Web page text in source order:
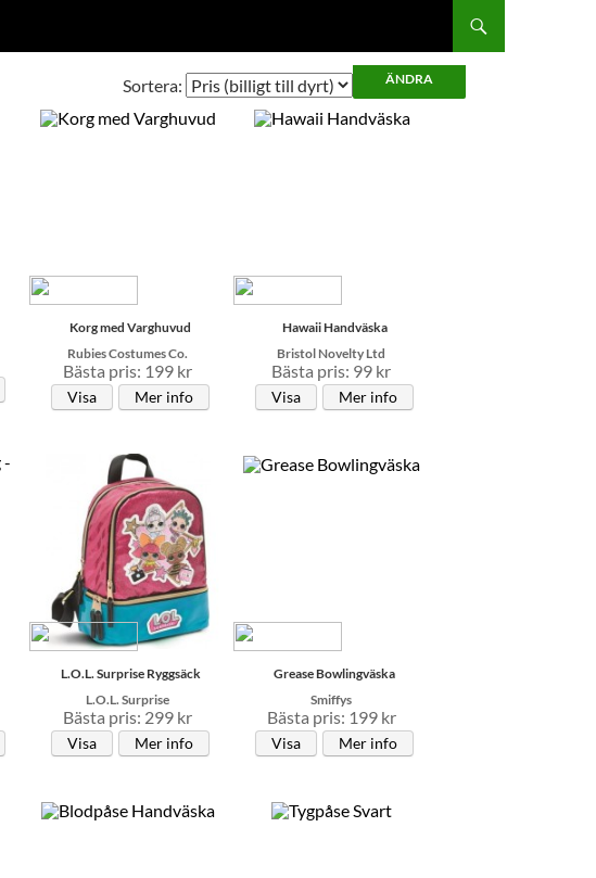
Sortera:
Korg med Varghuvud
Rubies Costumes Co.
Bästa pris: 199 kr
Visa Mer info
Hawaii Handväska
Bristol Novelty Ltd
Bästa pris: 99 kr
Visa Mer info
L.O.L. Surprise Ryggsäck
L.O.L. Surprise
Bästa pris: 299 kr
Visa Mer info
Grease Bowlingväska
Smiffys
Bästa pris: 199 kr
Visa Mer info